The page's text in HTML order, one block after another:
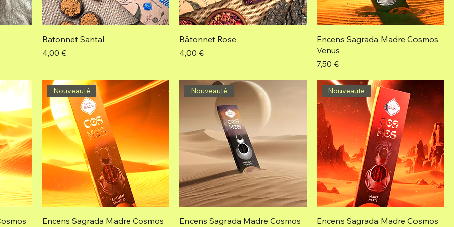
Batonnet Santal
Prix
4,00 €
Bâtonnet Rose
Prix
4,00 €
Encens Sagrada Madre Cosmos
Venus
Prix
7,50 €
Nouveauté
Encens Sagrada Madre Cosmos
Nouveauté
Encens Sagrada Madre Cosmos
Nouveauté
Encens Sagrada Madre Cosmos